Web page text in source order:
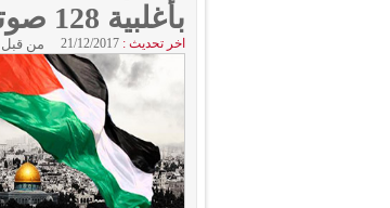
بأغلبية 128 صوتا
اخر تحديث : 21/12/2017 من